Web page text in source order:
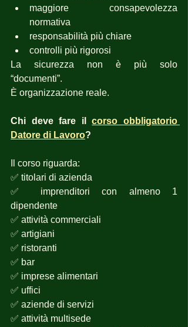
maggiore consapevolezza
normativa
responsabilità più chiare
controlli più rigorosi
La sicurezza non è più solo
“documenti”.
È organizzazione reale.
Chi deve fare il corso obbligatorio
Datore di Lavoro?
Il corso riguarda:
✅ titolari di azienda
✅ imprenditori con almeno 1
dipendente
✅ attività commerciali
✅ artigiani
✅ ristoranti
✅ bar
✅ imprese alimentari
✅ uffici
✅ aziende di servizi
✅ attività multisede